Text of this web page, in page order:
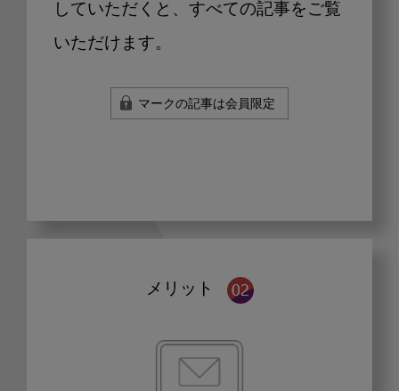
していただくと、すべての記事をご覧
いただけます。
マークの記事は会員限定
メリット